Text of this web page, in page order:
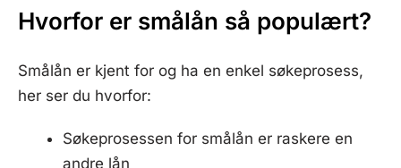
Hvorfor er smålån så populært?
Smålån er kjent for og ha en enkel søkeprosess,
her ser du hvorfor:
Søkeprosessen for smålån er raskere en
andre lån